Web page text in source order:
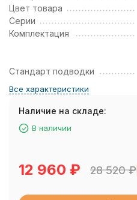
Цвет товара
Серии
Комплектация
Стандарт подводки
Все характеристики
Наличие на складе:
В наличии
12 960 ₽ 28 520₽